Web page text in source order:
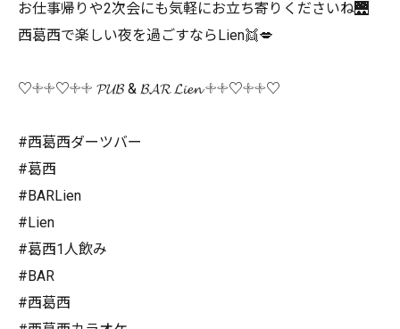
お仕事帰りや2次会にも気軽にお立ち寄りくださいね🌉
西葛西で楽しい夜を過ごすならLien👯💋
♡𓇬𓇬♡𓇬𓇬 𝓟𝓤𝓑 & 𝓑𝓐𝓡 𝓛𝓲𝓮𝓷 𓇬𓇬♡𓇬𓇬♡
#西葛西ダーツバー
#葛西
#BARLien
#Lien
#葛西1人飲み
#BAR
#西葛西